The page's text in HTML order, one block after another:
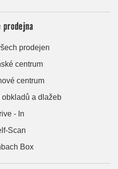
prodejna
prodejen
centrum
centrum
obkladů a dlažeb
- In
Scan
Box